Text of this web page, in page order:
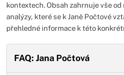
kontextech. Obsah zahrnuje vše
analýzy, které se k Janě Počtové
přehledné informace k této
FAQ: Jana Počtová